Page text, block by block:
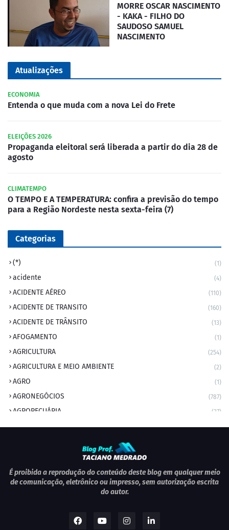
MORRE OSCAR NASCIMENTO
- KAKA - FILHO DO
SAUDOSO SAMUEL
NASCIMENTO
Atualizações
ECONOMIA
Entenda o que muda com a nova Lei do Frete
ELEIÇÕES 2026
Propaganda eleitoral será liberada a partir do dia 28 de
agosto
CLIMATEMPO
O TEMPO E A TEMPERATURA: confira a previsão do tempo
para a Região Nordeste nesta sexta-feira (7)
Categorias
(*) (1)
acidente (4)
ACIDENTE AÉREO (110)
ACIDENTE DE TRANSITO (160)
ACIDENTE DE TRÂNSITO (13)
AFOGAMENTO (1)
AGRICULTURA (254)
AGRICULTURA E MEIO AMBIENTE (2)
AGRO (1)
AGRONEGÓCIOS (787)
AGROPECUÁRIA (37)
AMBIENTE (9)
ANIVERSÁRIO DA CIDADE
ANIVERSÁRIOS (1)
APEXBRASIL (1)
É proibida a reprodução do conteúdo deste blog em qualquer meio
de comunicação, eletrônico ou impresso, sem autorização escrita
do autor.